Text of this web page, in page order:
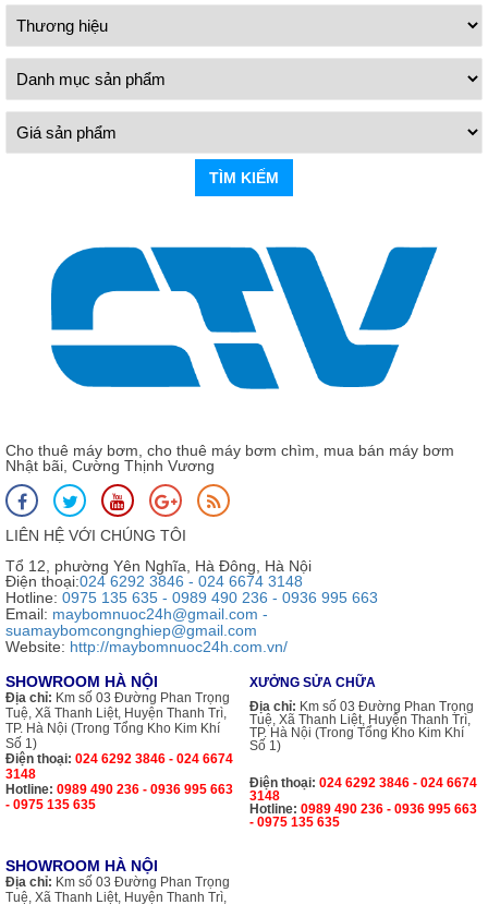
TÌM KIẾM
Cho thuê máy bơm, cho thuê máy bơm chìm, mua bán máy bơm
Nhật bãi, Cường Thịnh Vương
LIÊN HỆ VỚI CHÚNG TÔI
Tổ 12, phường Yên Nghĩa, Hà Đông, Hà Nội
Điện thoại:024 6292 3846 - 024 6674 3148
Hotline: 0975 135 635 - 0989 490 236 - 0936 995 663
Email: maybomnuoc24h@gmail.com -
suamaybomcongnghiep@gmail.com
Website: http://maybomnuoc24h.com.vn/
SHOWROOM HÀ NỘI
Địa chỉ: Km số 03 Đường Phan Trọng
Tuệ, Xã Thanh Liệt, Huyện Thanh Trì,
TP. Hà Nội (Trong Tổng Kho Kim Khí
Số 1)
Điện thoại: 024 6292 3846 - 024 6674
3148
Hotline: 0989 490 236 - 0936 995 663
- 0975 135 635
XƯỞNG SỬA CHỮA
Địa chỉ: Km số 03 Đường Phan Trọng
Tuệ, Xã Thanh Liệt, Huyện Thanh Trì,
TP. Hà Nội (Trong Tổng Kho Kim Khí
Số 1)
Điện thoại: 024 6292 3846 - 024 6674
3148
Hotline: 0989 490 236 - 0936 995 663
- 0975 135 635
SHOWROOM HÀ NỘI
Địa chỉ: Km số 03 Đường Phan Trọng
Tuệ, Xã Thanh Liệt, Huyện Thanh Trì,